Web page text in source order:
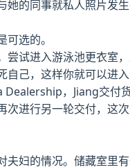
她的同事就私人照片发
选的。
试进入游泳池更衣室
己，这样你就可以进入
，Jiang交付
进行另一轮交付，这次
夫妇的情况。储藏室里